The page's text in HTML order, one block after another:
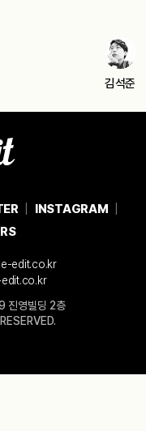
김석준
INSTAGRAM
edit.co.kr
진영빌딩 2층